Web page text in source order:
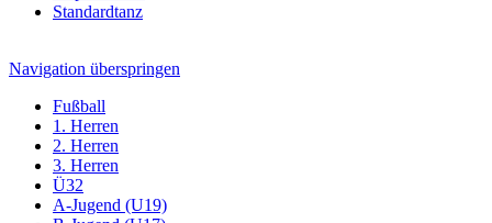
Standardtanz
Navigation überspringen
Fußball
1. Herren
2. Herren
3. Herren
Ü32
A-Jugend (U19)